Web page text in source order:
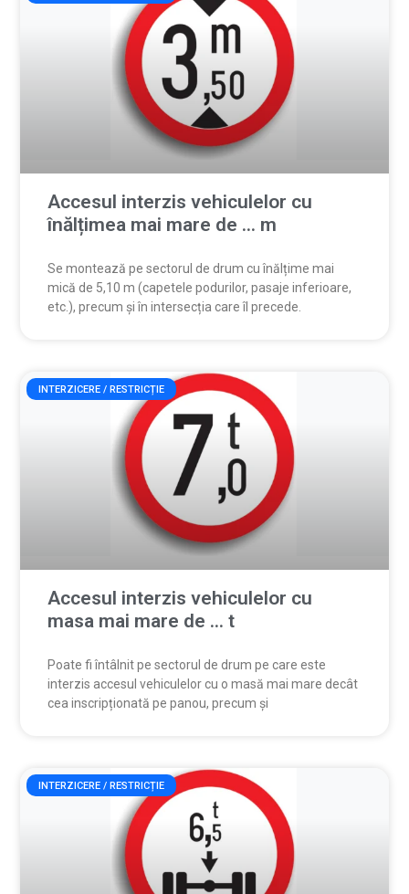
Accesul interzis vehiculelor cu
înălțimea mai mare de … m
Se montează pe sectorul de drum cu înălțime mai
mică de 5,10 m (capetele podurilor, pasaje inferioare,
etc.), precum și în intersecția care îl precede.
INTERZICERE / RESTRICȚIE
Accesul interzis vehiculelor cu
masa mai mare de … t
Poate fi întâlnit pe sectorul de drum pe care este
interzis accesul vehiculelor cu o masă mai mare decât
cea inscripționată pe panou, precum și
INTERZICERE / RESTRICȚIE